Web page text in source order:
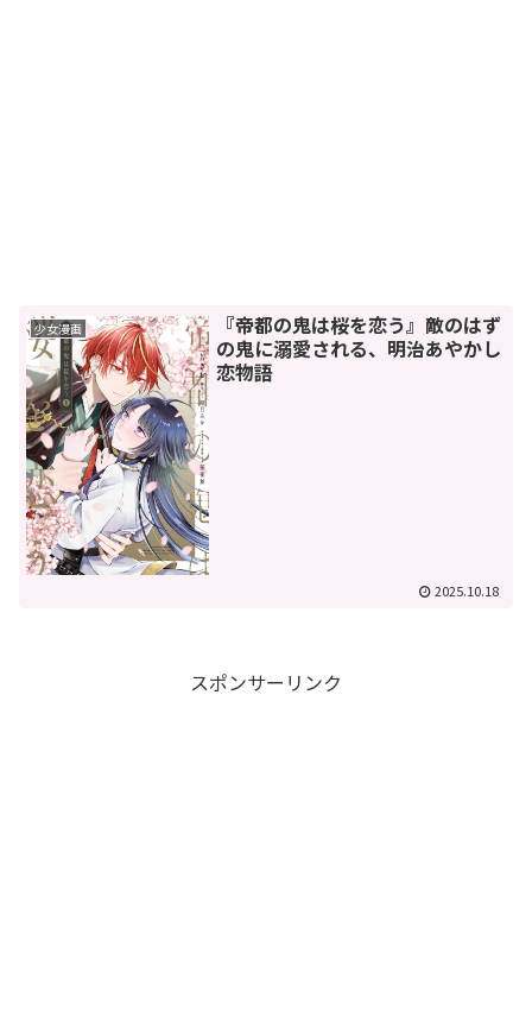
少女漫画
『帝都の鬼は桜を恋う』敵のはず
の鬼に溺愛される、明治あやかし
恋物語
2025.10.18
スポンサーリンク